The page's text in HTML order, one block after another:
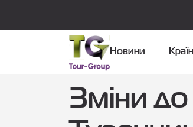
Новини
Зміни до